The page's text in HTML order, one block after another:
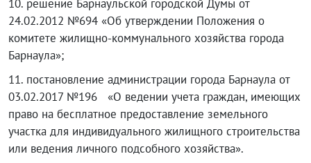
10. решение Барнаульской городской Думы от
24.02.2012 №694 «Об утверждении Положения о
комитете жилищно-коммунального хозяйства города
Барнаула»;
11. постановление администрации города Барнаула от
03.02.2017 №196 «О ведении учета граждан, имеющих
право на бесплатное предоставление земельного
участка для индивидуального жилищного строительства
или ведения личного подсобного хозяйства».